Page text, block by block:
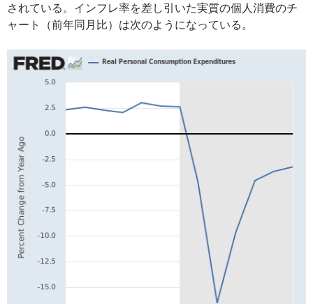
されている。インフレ率を差し引いた実質の個人消費のチ
ャート（前年同月比）は次のようになっている。